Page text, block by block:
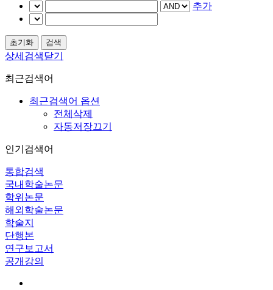
추가
상세검색닫기
최근검색어
최근검색어 옵션
전체삭제
자동저장끄기
인기검색어
통합검색
국내학술논문
학위논문
해외학술논문
학술지
단행본
연구보고서
공개강의